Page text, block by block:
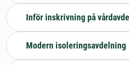
Inför inskrivning på
Modern isoleringsavdelning